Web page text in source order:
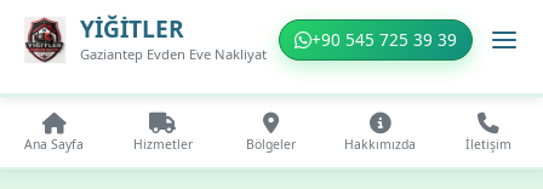
YİĞİTLER
Gaziantep Evden Eve Nakliyat
+90 545 725 39 39
Ana Sayfa Hizmetler Bölgeler Hakkımızda İletişim